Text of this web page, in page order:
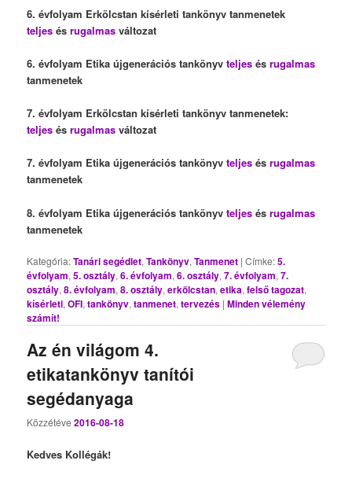
6. évfolyam Erkölcstan kísérleti tankönyv tanmenetek
teljes ésrugalmas változat
6. évfolyam Etika újgenerációs tankönyvteljes ésrugalmas
tanmenetek
7. évfolyam Erkölcstan kísérleti tankönyv tanmenetek:
teljes ésrugalmas változat
7. évfolyam Etika újgenerációs tankönyvteljes ésrugalmas
tanmenetek
8. évfolyam Etika újgenerációs tankönyvteljes ésrugalmas
tanmenetek
Kategória:Tanári segédlet,Tankönyv,Tanmenet |Címke:5.
évfolyam,5. osztály,6. évfolyam,6. osztály,7. évfolyam,7.
osztály,8. évfolyam,8. osztály,erkölcstan,etika,felső tagozat,
kísérleti,OFI,tankönyv,tanmenet,tervezés |Minden vélemény
számít!
Az én világom 4.
etikatankönyv tanítói
segédanyaga
Közzétéve2016-08-18
Kedves Kollégák!